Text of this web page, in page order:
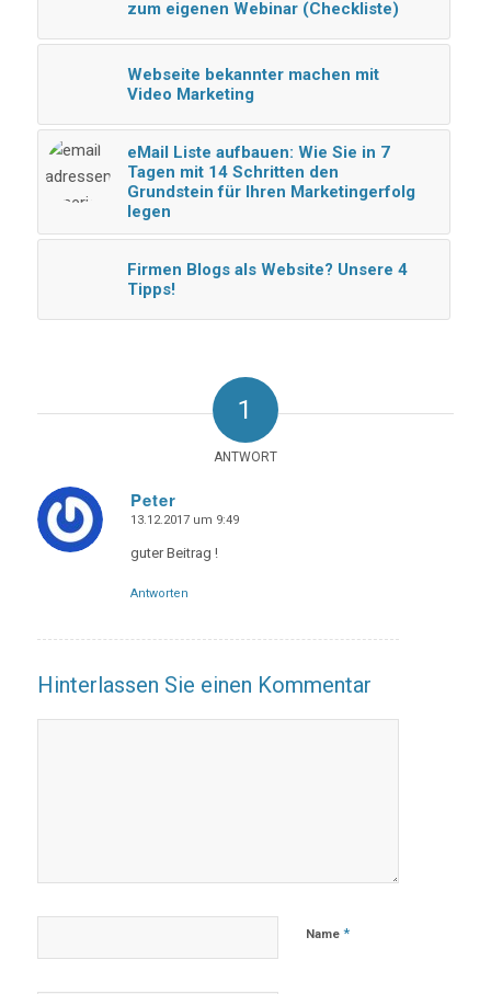
zum eigenen Webinar (Checkliste)
Webseite bekannter machen mit
Video Marketing
eMail Liste aufbauen: Wie Sie in 7
Tagen mit 14 Schritten den
Grundstein für Ihren Marketingerfolg
legen
Firmen Blogs als Website? Unsere 4
Tipps!
1
ANTWORT
Peter
says:
13.12.2017 um 9:49
guter Beitrag !
Antworten
Hinterlassen Sie einen Kommentar
Name *